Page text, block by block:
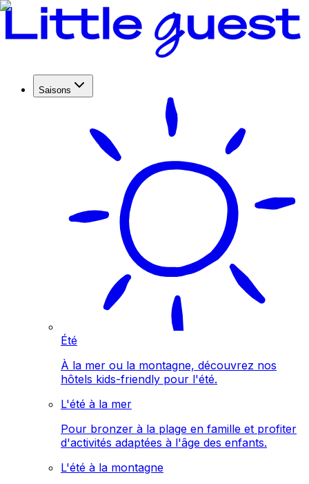
Saisons
Été
À la mer ou la montagne, découvrez nos
hôtels kids-friendly pour l'été.
L'été à la mer
Pour bronzer à la plage en famille et profiter
d'activités adaptées à l'âge des enfants.
L'été à la montagne